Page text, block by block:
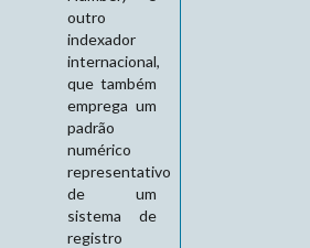
outro
indexador
internacional,
que também
emprega um
padrão
numérico
representativo
de um
sistema de
registro